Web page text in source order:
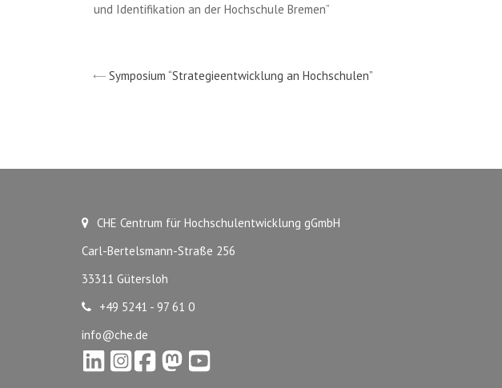
und Identifikation an der Hochschule Bremen”
Symposium “Strategieentwicklung an Hochschulen”
CHE Centrum für Hochschulentwicklung gGmbH
Carl-Bertelsmann-Straße 256
33311 Gütersloh
+49 5241 - 97 61 0
info@che.de